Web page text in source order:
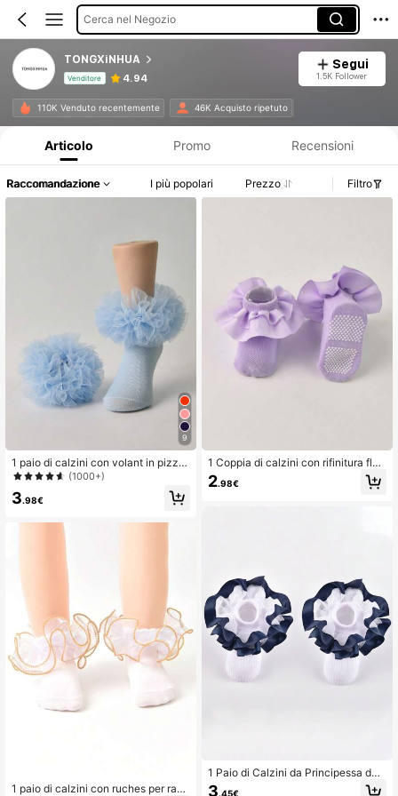
Cerca nel Negozio
TONGXiNHUA
Venditore 4.94
Segui
1.5K Follower
110K Venduto recentemente 46K Acquisto ripetuto
Articolo Promo Recensioni
Raccomandazione I più popolari Prezzo Filtro
9
1 paio di calzini con volant in pizzo
per bambine, calzini soffici da princi
(1000+)
3.98€
1 paio di calzini con ruches per raga
1 Coppia di calzini con rifinitura flor
eale per neonati/bambini, calzini da
principessa multicolore
2.98€
1 Paio di Calzini da Principessa da
Danza a Doppio Volant per Ragazz
3.45€